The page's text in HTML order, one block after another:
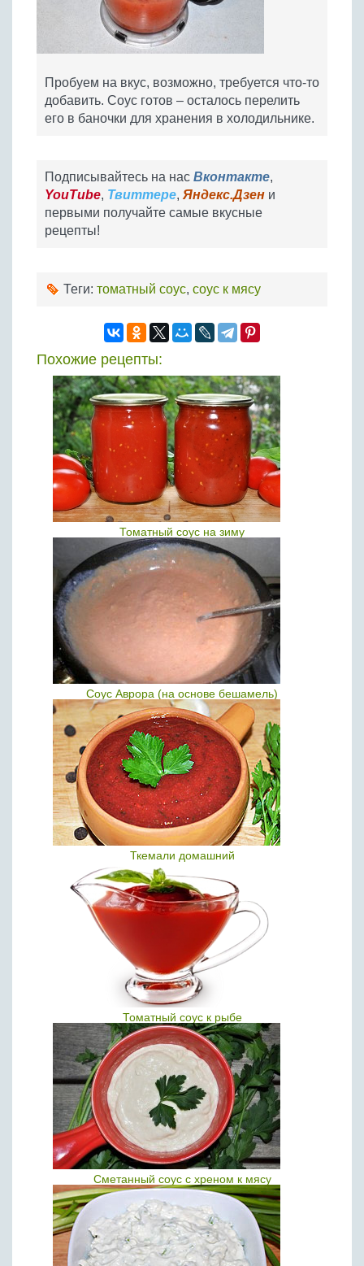
Пробуем на вкус, возможно, требуется что-то
добавить. Соус готов – осталось перелить
его в баночки для хранения в холодильнике.
Подписывайтесь на нас Вконтакте,
YouTube, Твиттере, Яндекс.Дзен и
первыми получайте самые вкусные
рецепты!
Теги: томатный соус, соус к мясу
Похожие рецепты:
Томатный соус на зиму
Соус Аврора (на основе бешамель)
Ткемали домашний
Томатный соус к рыбе
Сметанный соус с хреном к мясу